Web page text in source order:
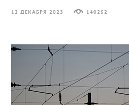
12 ДЕКАБРЯ 2023 140252